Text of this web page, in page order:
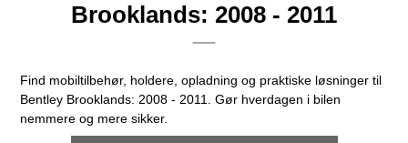
Brooklands: 2008 - 2011
Find mobiltilbehør, holdere, opladning og praktiske løsninger til
Bentley Brooklands: 2008 - 2011. Gør hverdagen i bilen
nemmere og mere sikker.